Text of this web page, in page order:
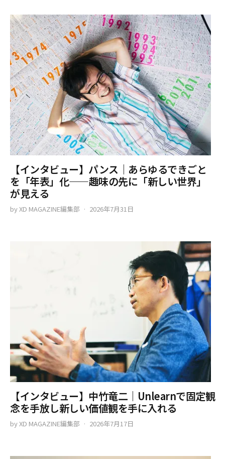
【インタビュー】パンス｜あらゆるできごと
を「年表」化——趣味の先に「新しい世界」
が見える
byXD MAGAZINE編集部 2026年7月31日
【インタビュー】中竹竜二｜Unlearnで固定観
念を手放し新しい価値観を手に入れる
byXD MAGAZINE編集部 2026年7月17日